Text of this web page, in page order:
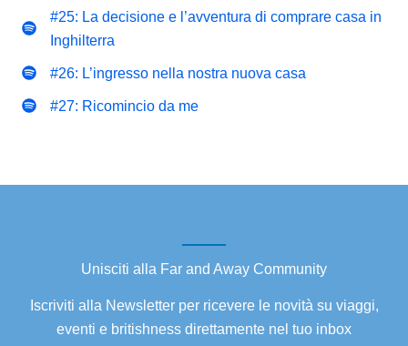
#25: La decisione e l’avventura di comprare casa in
Inghilterra
#26: L’ingresso nella nostra nuova casa
#27: Ricomincio da me
Unisciti alla Far and Away Community
Iscriviti alla Newsletter per ricevere le novità su viaggi,
eventi e britishness direttamente nel tuo inbox